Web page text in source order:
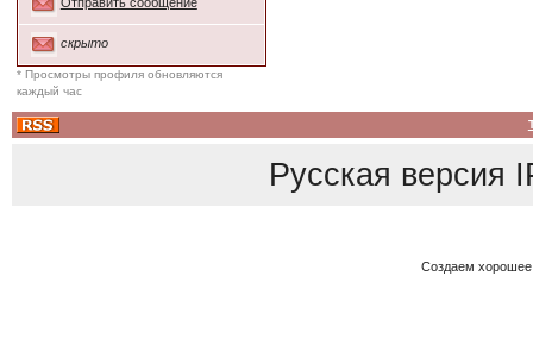
скрыто
* Просмотры профиля обновляются
каждый час
Русская версия
Создаем